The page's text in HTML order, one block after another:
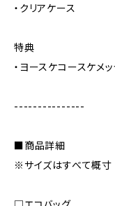
・クリアケース
特典
・ヨースケコースケメ
---------------
■商品詳細
※サイズはすべて概寸